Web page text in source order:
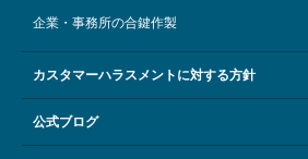
企業・事務所の合鍵作製
カスタマーハラスメントに対する方針
公式ブログ